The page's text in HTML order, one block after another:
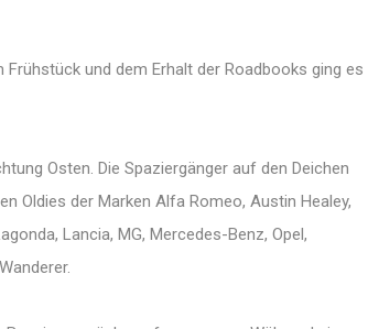
und dem Erhalt der Roadbooks ging es
Osten. Die Spaziergänger auf den Deichen
Oldies der Marken Alfa Romeo, Austin Healey,
Lancia, MG, Mercedes-Benz, Opel,